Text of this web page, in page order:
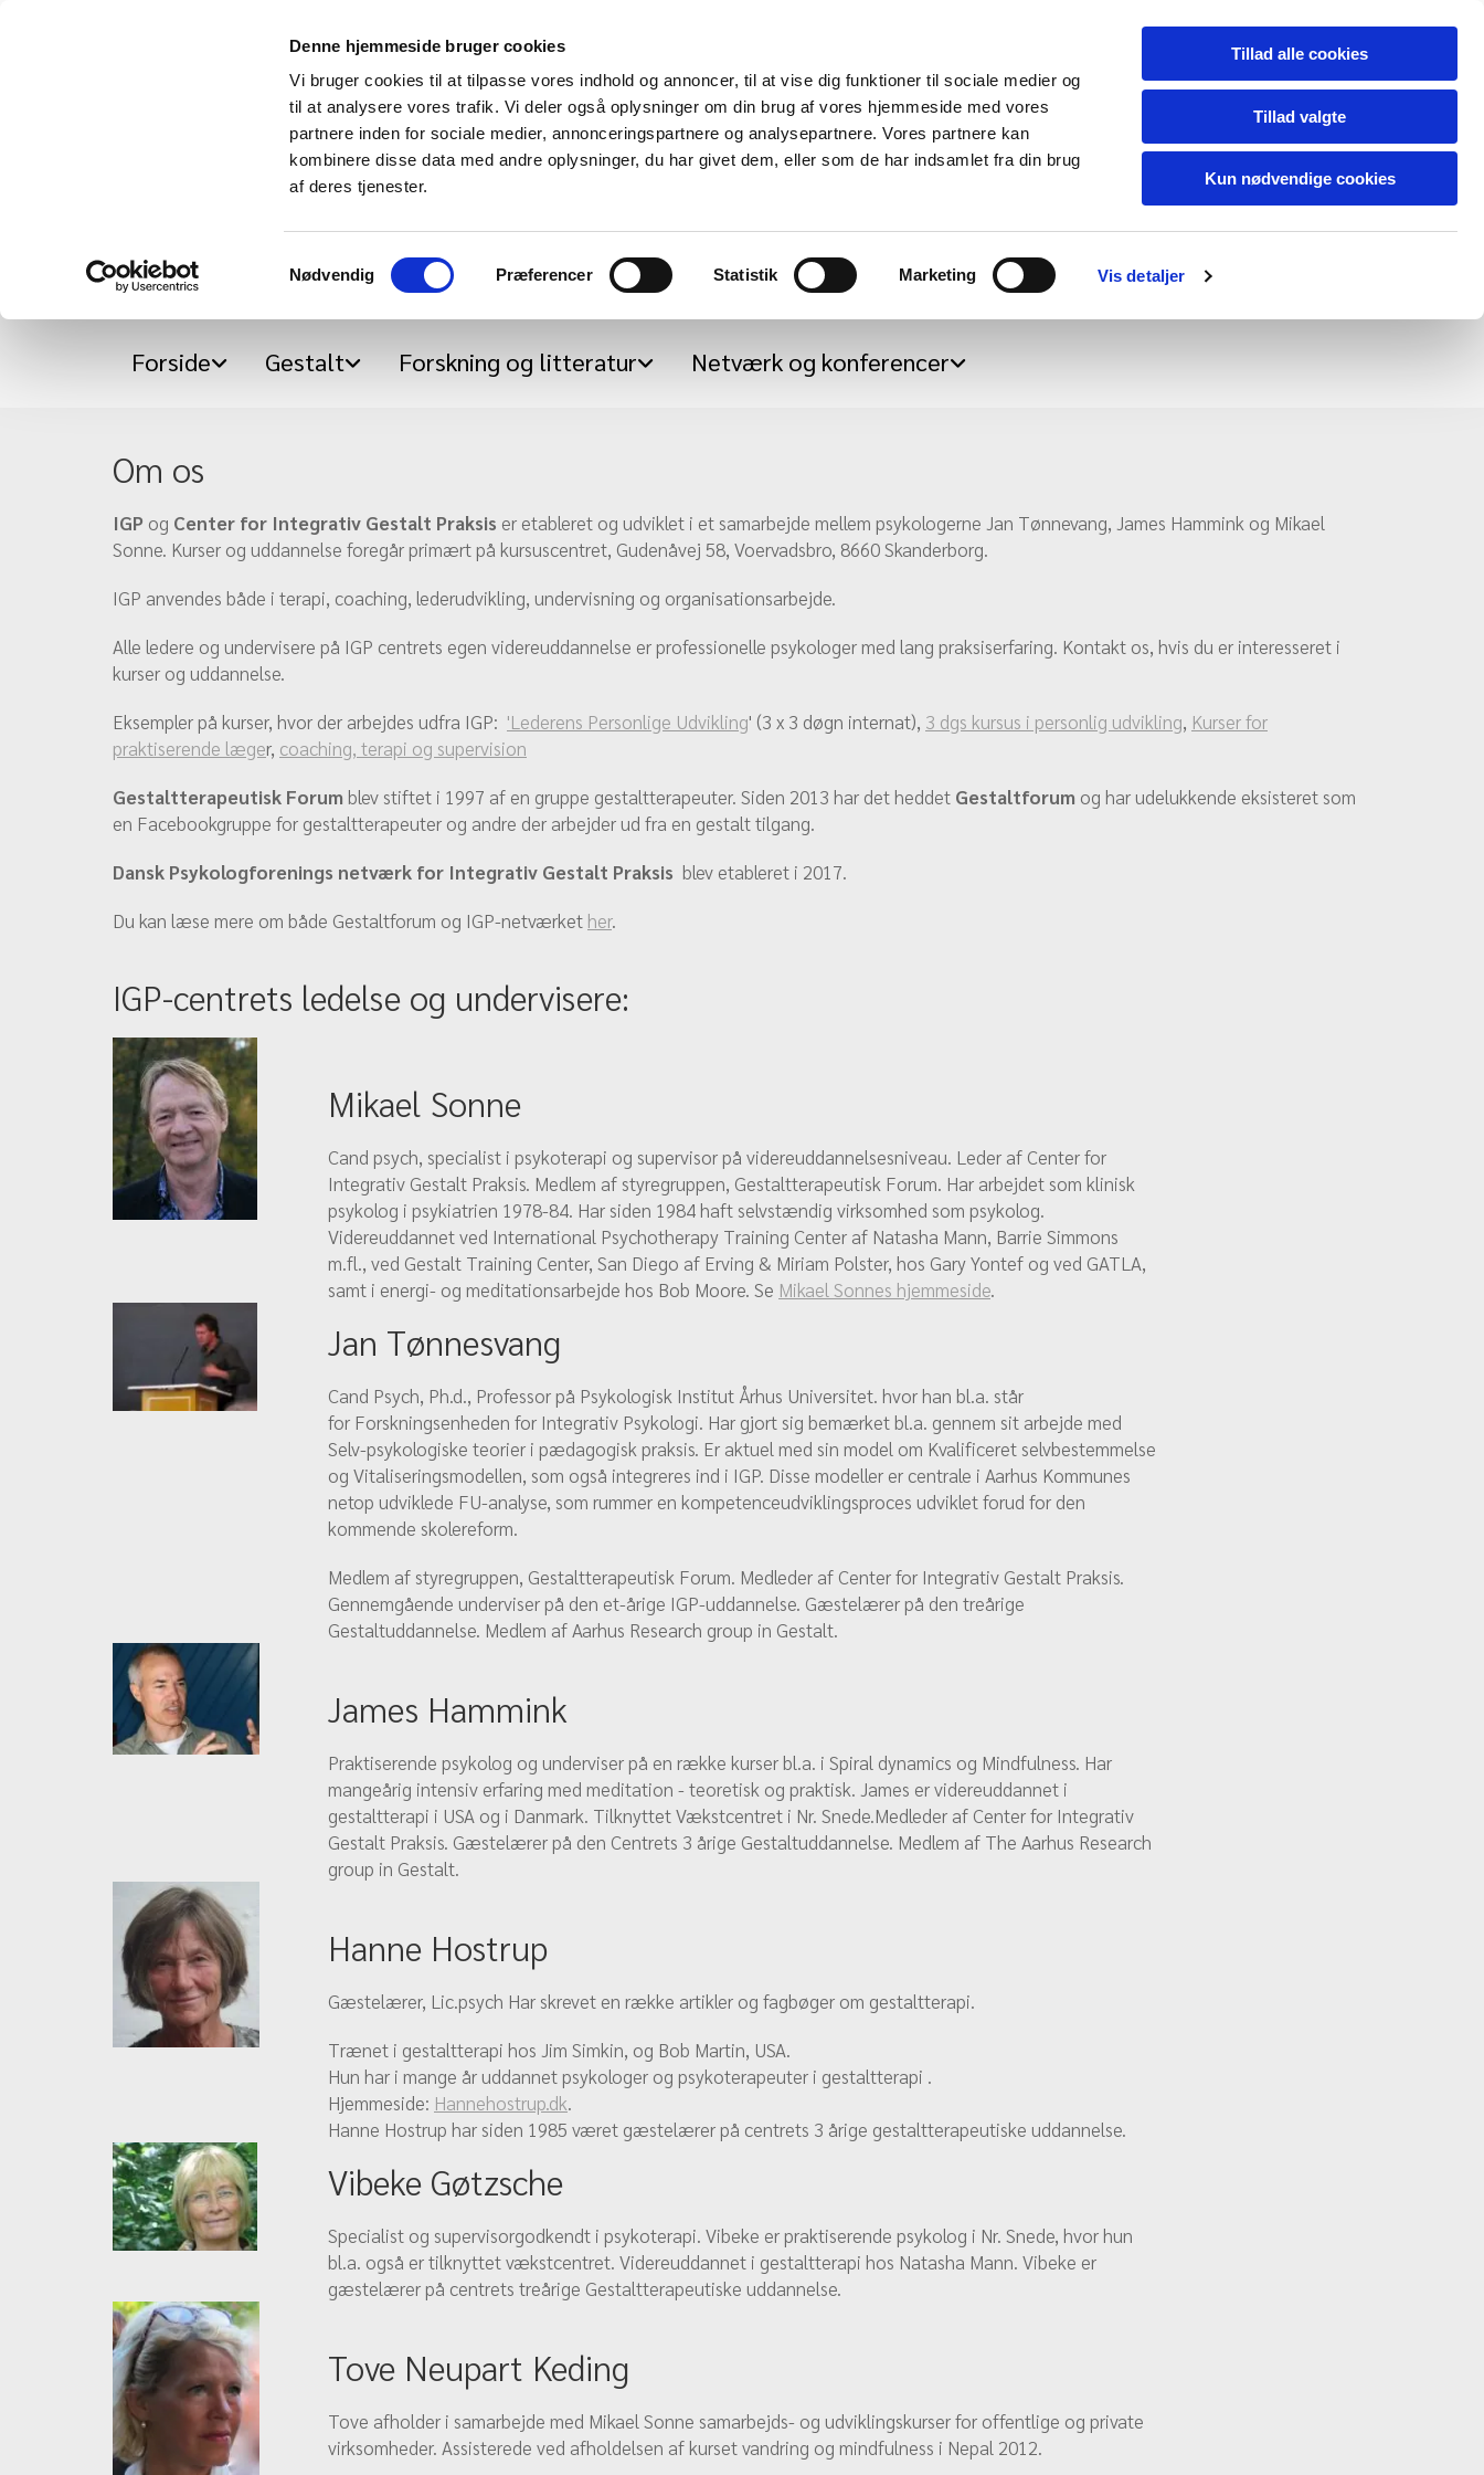
Denne hjemmeside bruger cookies
Vi bruger cookies til at tilpasse vores indhold og annoncer, til at vise dig funktioner til sociale medier og
til at analysere vores trafik. Vi deler også oplysninger om din brug af vores hjemmeside med vores
partnere inden for sociale medier, annonceringspartnere og analysepartnere. Vores partnere kan
kombinere disse data med andre oplysninger, du har givet dem, eller som de har indsamlet fra din brug
af deres tjenester.
Nødvendig Præferencer Statistik Marketing Vis detaljer
Tillad alle cookies
Tillad valgte
Kun nødvendige cookies
Center for Integrative Gestalt Practice - IGP
Forside Gestalt Forskning og litteratur Netværk og konferencer
Om os
IGP og Center for Integrativ Gestalt Praksis er etableret og udviklet i et samarbejde mellem psykologerne Jan Tønnevang, James Hammink og Mikael
Sonne. Kurser og uddannelse foregår primært på kursuscentret, Gudenåvej 58, Voervadsbro, 8660 Skanderborg.
IGP anvendes både i terapi, coaching, lederudvikling, undervisning og organisationsarbejde.
Alle ledere og undervisere på IGP centrets egen videreuddannelse er professionelle psykologer med lang praksiserfaring. Kontakt os, hvis du er interesseret i
kurser og uddannelse.
Eksempler på kurser, hvor der arbejdes udfra IGP: 'Lederens Personlige Udvikling' (3 x 3 døgn internat), 3 dgs kursus i personlig udvikling, Kurser for
praktiserende læger, coaching, terapi og supervision
Gestaltterapeutisk Forum blev stiftet i 1997 af en gruppe gestaltterapeuter. Siden 2013 har det heddet Gestaltforum og har udelukkende eksisteret som
en Facebookgruppe for gestaltterapeuter og andre der arbejder ud fra en gestalt tilgang.
Dansk Psykologforenings netværk for Integrativ Gestalt Praksis blev etableret i 2017.
Du kan læse mere om både Gestaltforum og IGP-netværket her.
IGP-centrets ledelse og undervisere:
Mikael Sonne
Cand psych, specialist i psykoterapi og supervisor på videreuddannelsesniveau. Leder af Center for
Integrativ Gestalt Praksis. Medlem af styregruppen, Gestaltterapeutisk Forum. Har arbejdet som klinisk
psykolog i psykiatrien 1978-84. Har siden 1984 haft selvstændig virksomhed som psykolog.
Videreuddannet ved International Psychotherapy Training Center af Natasha Mann, Barrie Simmons
m.fl., ved Gestalt Training Center, San Diego af Erving & Miriam Polster, hos Gary Yontef og ved GATLA,
samt i energi- og meditationsarbejde hos Bob Moore. Se Mikael Sonnes hjemmeside.
Jan Tønnesvang
Cand Psych, Ph.d., Professor på Psykologisk Institut Århus Universitet. hvor han bl.a. står
for Forskningsenheden for Integrativ Psykologi. Har gjort sig bemærket bl.a. gennem sit arbejde med
Selv-psykologiske teorier i pædagogisk praksis. Er aktuel med sin model om Kvalificeret selvbestemmelse
og Vitaliseringsmodellen, som også integreres ind i IGP. Disse modeller er centrale i Aarhus Kommunes
netop udviklede FU-analyse, som rummer en kompetenceudviklingsproces udviklet forud for den
kommende skolereform.
Medlem af styregruppen, Gestaltterapeutisk Forum. Medleder af Center for Integrativ Gestalt Praksis.
Gennemgående underviser på den et-årige IGP-uddannelse. Gæstelærer på den treårige
Gestaltuddannelse. Medlem af Aarhus Research group in Gestalt.
James Hammink
Praktiserende psykolog og underviser på en række kurser bl.a. i Spiral dynamics og Mindfulness. Har
mangeårig intensiv erfaring med meditation - teoretisk og praktisk. James er videreuddannet i
gestaltterapi i USA og i Danmark. Tilknyttet Vækstcentret i Nr. Snede.Medleder af Center for Integrativ
Gestalt Praksis. Gæstelærer på den Centrets 3 årige Gestaltuddannelse. Medlem af The Aarhus Research
group in Gestalt.
Hanne Hostrup
Gæstelærer, Lic.psych Har skrevet en række artikler og fagbøger om gestaltterapi.
Trænet i gestaltterapi hos Jim Simkin, og Bob Martin, USA.
Hun har i mange år uddannet psykologer og psykoterapeuter i gestaltterapi .
Hjemmeside: Hannehostrup.dk.
Hanne Hostrup har siden 1985 været gæstelærer på centrets 3 årige gestaltterapeutiske uddannelse.
Vibeke Gøtzsche
Specialist og supervisorgodkendt i psykoterapi. Vibeke er praktiserende psykolog i Nr. Snede, hvor hun
bl.a. også er tilknyttet vækstcentret. Videreuddannet i gestaltterapi hos Natasha Mann. Vibeke er
gæstelærer på centrets treårige Gestaltterapeutiske uddannelse.
Tove Neupart Keding
Tove afholder i samarbejde med Mikael Sonne samarbejds- og udviklingskurser for offentlige og private
virksomheder. Assisterede ved afholdelsen af kurset vandring og mindfulness i Nepal 2012.